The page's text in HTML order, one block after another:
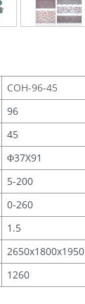
COH-96-45
96
45
Φ37X91
5-200
0-260
1.5
2650x1800x1950
1260